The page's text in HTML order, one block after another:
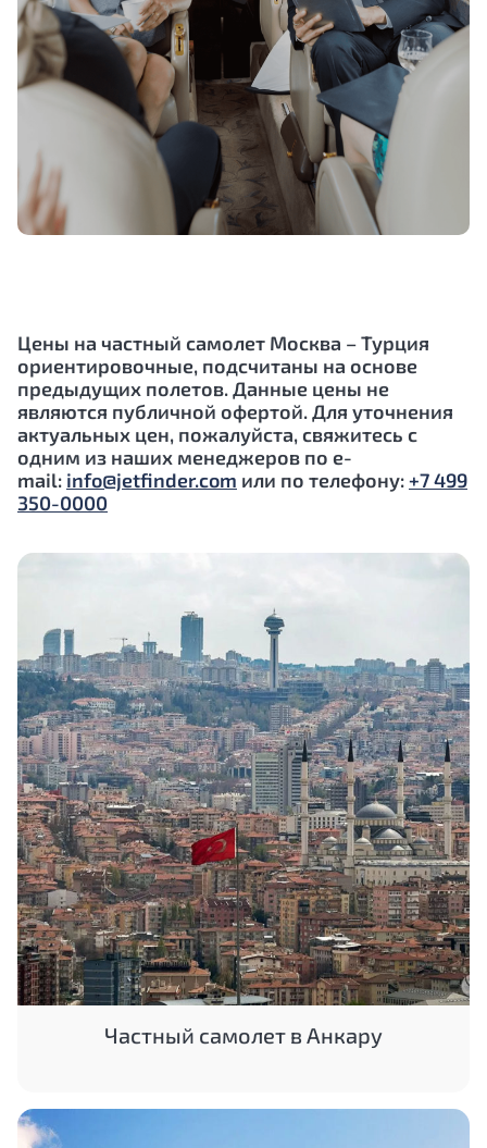
Цены на частный самолет Москва – Турция
ориентировочные, подсчитаны на основе
предыдущих полетов. Данные цены не
являются публичной офертой. Для уточнения
актуальных цен, пожалуйста, свяжитесь с
одним из наших менеджеров по e-
mail: info@jetfinder.com или по телефону:+7 499
350-0000
Частный самолет в Анкару